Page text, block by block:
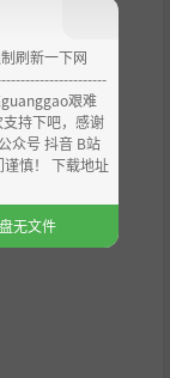
刷新一下网
艰难
持下吧，感谢
众号 抖音 B站
慎！ 下载地址
无文件